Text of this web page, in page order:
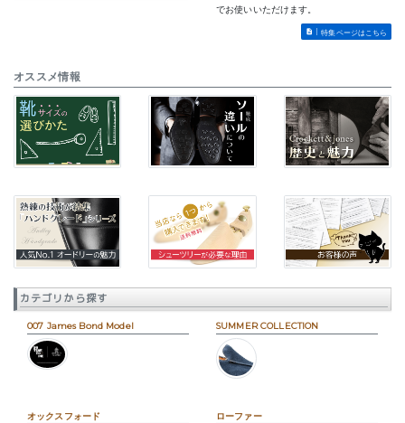
でお使いいただけます。
特集ページはこちら
オススメ情報
カテゴリから探す
007 James Bond Model SUMMER COLLECTION
オックスフォード ローファー